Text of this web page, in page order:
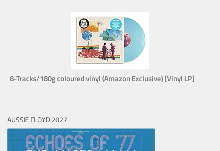
8-Tracks/180g coloured vinyl (Amazon Exclusive) [Vinyl LP]
AUSSIE FLOYD 2027